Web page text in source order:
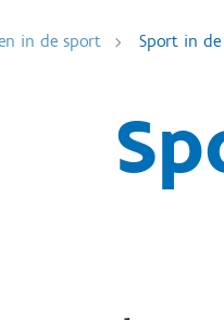
in de sport Sport in